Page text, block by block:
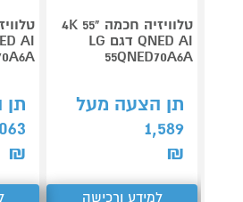
טלוויזיה חכמה "55 4K
QNED AI דגם LG
55QNED70A6A
תן הצעה מעל
1,589
₪
למידע ורכישה
₪